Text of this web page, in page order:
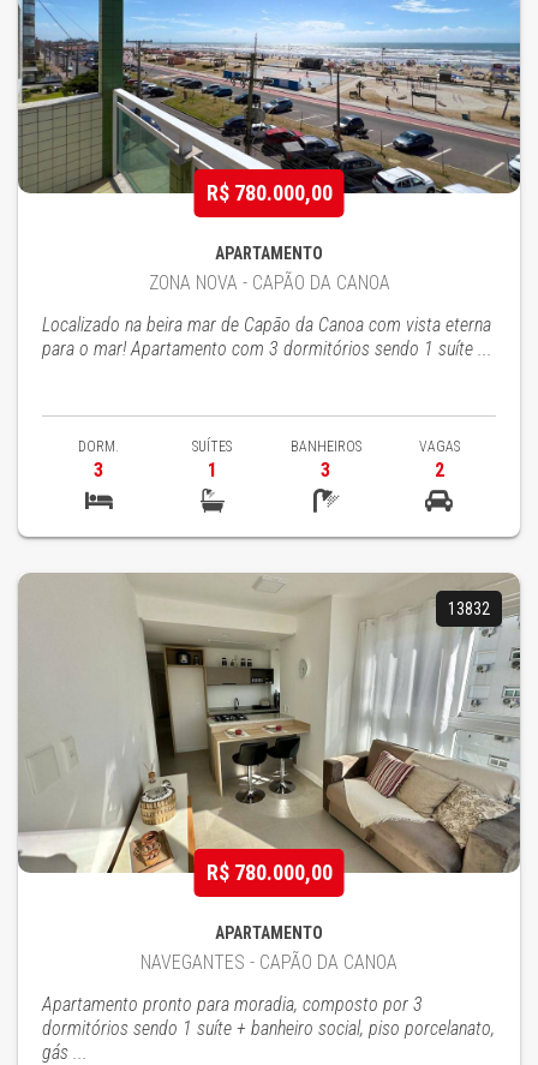
R$ 780.000,00
APARTAMENTO
ZONA NOVA - CAPÃO DA CANOA
Localizado na beira mar de Capão da Canoa com vista eterna
para o mar! Apartamento com 3 dormitórios sendo 1 suíte ...
DORM.
3
SUÍTES
1
BANHEIROS
3
VAGAS
2
13832
R$ 780.000,00
APARTAMENTO
NAVEGANTES - CAPÃO DA CANOA
Apartamento pronto para moradia, composto por 3
dormitórios sendo 1 suíte + banheiro social, piso porcelanato,
gás ...